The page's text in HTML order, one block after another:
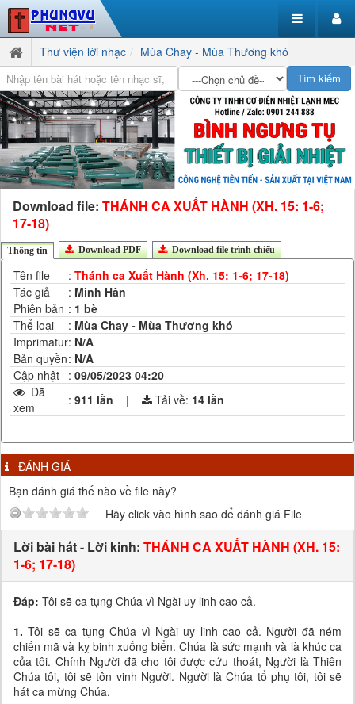
Thư viện lời nhạc Mùa Chay - Mùa Thương khó
Download file: THÁNH CA XUẤT HÀNH (XH. 15: 1-6;
17-18)
Thông tin Download PDF Download file trình chiếu
Tên file : Thánh ca Xuất Hành (Xh. 15: 1-6; 17-18)
Tác giả
: Minh Hân
Phiên bản : 1 bè
Thể loại
: Mùa Chay - Mùa Thương khó
Imprimatur: N/A
Bản quyền: N/A
Cập nhật : 09/05/2023 04:20
Đã
xem
: 911 lần | Tải về: 14 lần
ĐÁNH GIÁ
Bạn đánh giá thế nào về file này?
Hãy click vào hình sao để đánh giá File
Lời bài hát - Lời kinh: THÁNH CA XUẤT HÀNH (XH. 15:
1-6; 17-18)
Đáp: Tôi sẽ ca tụng Chúa vì Ngài uy linh cao cả.
1. Tôi sẽ ca tụng Chúa vì Ngài uy linh cao cả. Người đã ném
chiến mã và kỵ binh xuống biển. Chúa là sức mạnh và là khúc ca
của tôi. Chính Người đã cho tôi được cứu thoát, Người là Thiên
Chúa tôi, tôi sẽ tôn vinh Người. Người là Chúa tổ phụ tôi, tôi sẽ
hát ca mừng Chúa.